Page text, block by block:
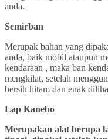
anda.
Semirban
Merupak bahan yang
anda, baik mobil ataupun
kendaraan , maka ban
mengkilat, setelah
bersih hitam dan enak
Lap Kanebo
Merupakan alat berupa